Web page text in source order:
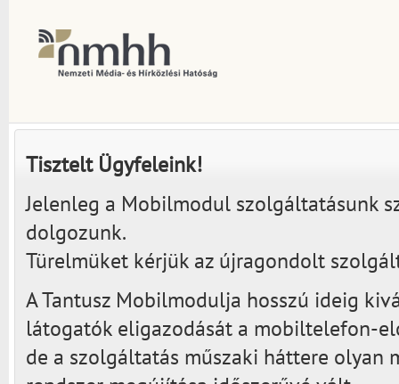
Tisztelt Ügyfeleink!
Jelenleg a Mobilmodul szolgáltatásunk
dolgozunk.
Türelmüket kérjük az újragondolt
A Tantusz Mobilmodulja hosszú ideig
látogatók eligazodását a mobiltelefon-
de a szolgáltatás műszaki háttere olyan